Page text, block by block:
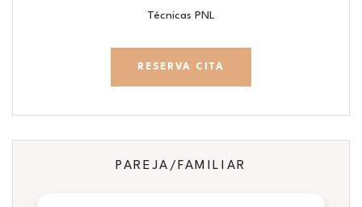
Técnicas PNL
RESERVA CITA
PAREJA/FAMILIAR